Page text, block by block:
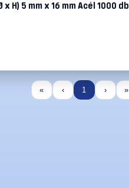
H) 5 mm x 16 mm Acél 1000 db
« ‹ 1 › »